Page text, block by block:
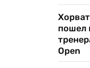
пошел
Open